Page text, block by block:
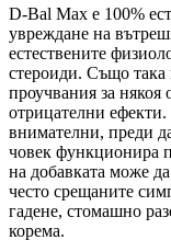
D-Bal Max е 100%
увреждане на
естествените
стероиди. Също
проучвания за
отрицателни
внимателни, преди
човек функционира
на добавката може
често срещаните
гадене, стомашно
корема.